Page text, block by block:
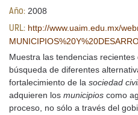
Año: 2008
URL: http://www.uaim.edu.mx/
Muestra las tendencias
búsqueda de diferentes
fortalecimiento de la sociedad
adquieren los municipios como
proceso, no sólo a través del